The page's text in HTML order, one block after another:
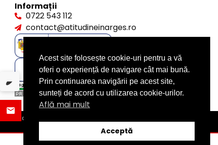
Informații
0722 543 112
contact@atitudineinarges.ro
©2026 Atitudine în Argeș. Toate drepturile rezervate
design byXITE.ro
Acest site folosește cookie-uri pentru a vă
oferi o experiență de navigare cât mai bună.
Prin continuarea navigării pe acest site,
sunteți de acord cu utilizarea cookie-urilor.
Află mai mult
Acceptă